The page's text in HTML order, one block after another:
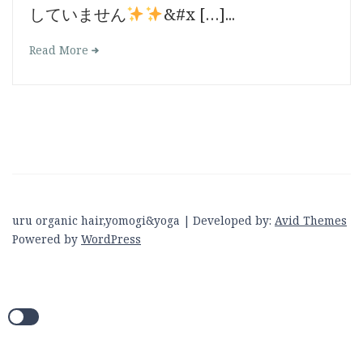
していません
&#x […]...
Read More
uru organic hair,yomogi&yoga | Developed by: Avid Themes
Powered by WordPress